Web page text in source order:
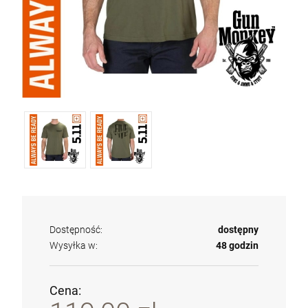
Dostępność:
dostępny
Wysyłka w:
48 godzin
Cena: